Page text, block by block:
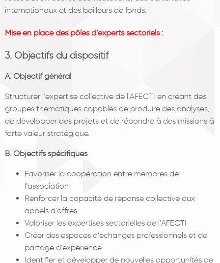
internationaux et des bailleurs de fonds.
Mise en place des pôles d’experts sectoriels :
3. Objectifs du dispositif
A. Objectif général
Structurer l’expertise collective de l’AFECTI en créant des
groupes thématiques capables de produire des analyses,
de développer des projets et de répondre à des missions à
forte valeur stratégique.
B. Objectifs spécifiques
Favoriser la coopération entre membres de
l’association
Renforcer la capacité de réponse collective aux
appels d’offres
Valoriser les expertises sectorielles de l’AFECTI
Créer des espaces d’échanges professionnels et de
partage d’expérience
Identifier et développer de nouvelles opportunités de